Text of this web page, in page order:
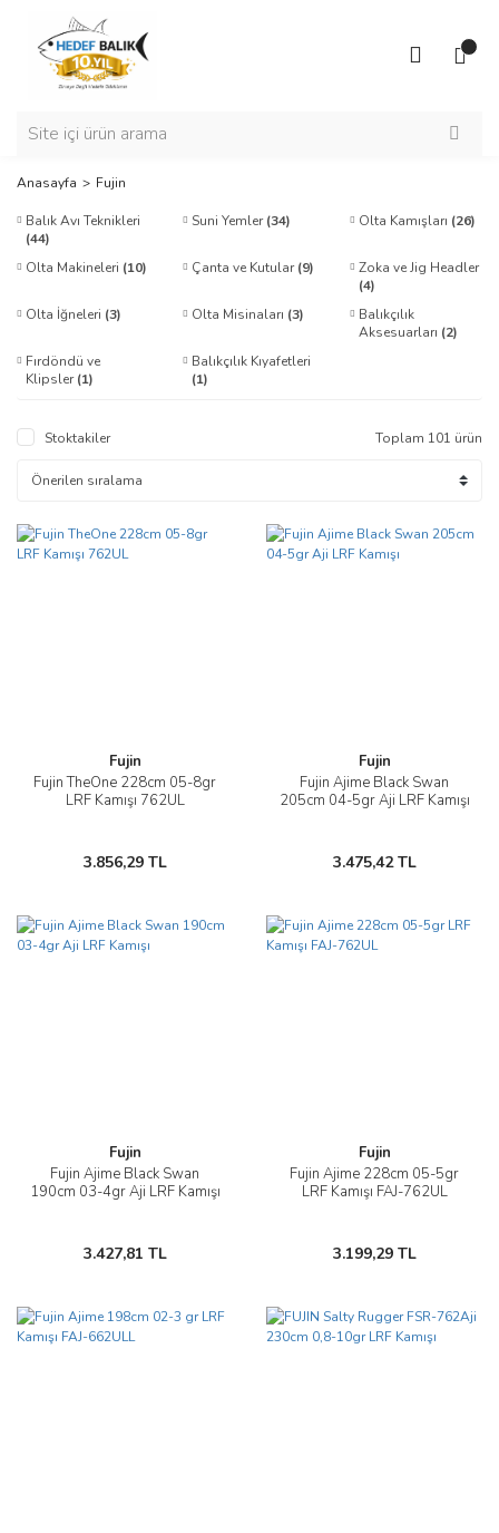
Anasayfa Fujin
Balık Avı Teknikleri
(44)
Suni Yemler(34) Olta Kamışları (26)
Olta Makineleri (10) Çanta ve Kutular(9)
Zoka ve Jig Headler
(4)
Olta İğneleri (3) Olta Misinaları (3)
Balıkçılık
Aksesuarları (2)
Fırdöndü ve
Klipsler(1)
Balıkçılık Kıyafetleri
(1)
Stoktakiler Toplam 101 ürün
Fujin
Fujin TheOne 228cm 05-8gr
LRF Kamışı 762UL
3.856,29 TL
Fujin
Fujin Ajime Black Swan
205cm 04-5gr Aji LRF Kamışı
3.475,42 TL
Fujin
Fujin Ajime Black Swan
190cm 03-4gr Aji LRF Kamışı
3.427,81 TL
Fujin
Fujin Ajime 228cm 05-5gr
LRF Kamışı FAJ-762UL
3.199,29 TL